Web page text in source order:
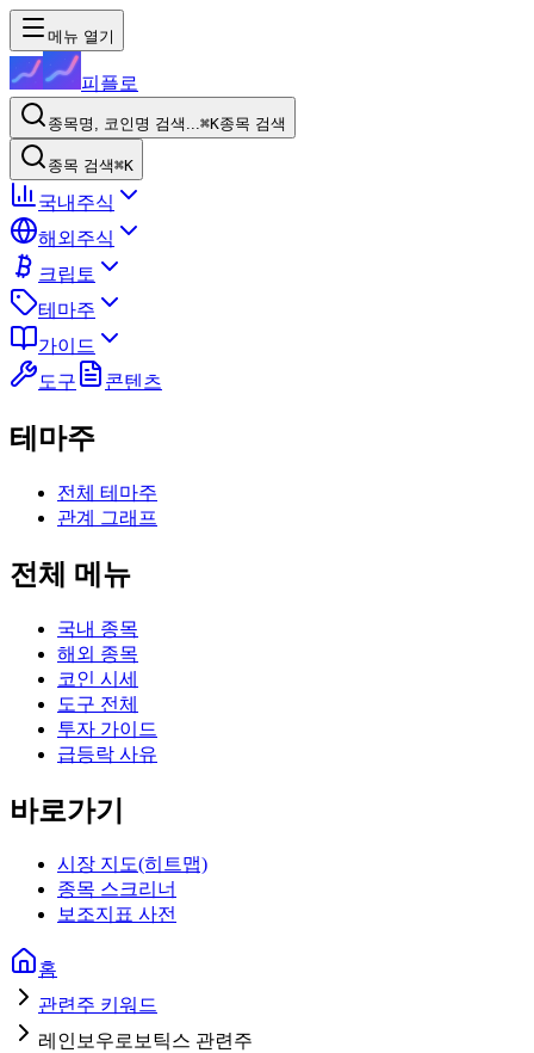
메뉴 열기
피플로
종목명, 코인명 검색...⌘K종목 검색
종목 검색⌘K
국내주식
해외주식
크립토
테마주
가이드
도구
콘텐츠
테마주
전체 테마주
관계 그래프
전체 메뉴
국내 종목
해외 종목
코인 시세
도구 전체
투자 가이드
급등락 사유
바로가기
시장 지도(히트맵)
종목 스크리너
보조지표 사전
홈
관련주 키워드
레인보우로보틱스 관련주